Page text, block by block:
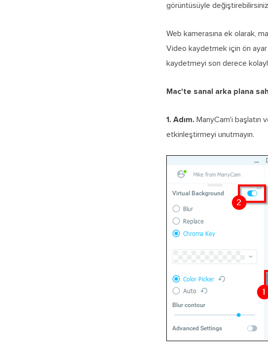
görüntüsüyle
Web kamerasına ek olarak,
Video kaydetmek için ön ayar
kaydetmeyi son derece
Mac'te sanal arka plana
1. Adım. ManyCam'i başlatın
etkinleştirmeyi unutmayın.